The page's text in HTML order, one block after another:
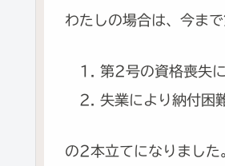
わたしの場合は、今ま
第2号の資格喪失
失業により納付困
の2本立てになりました